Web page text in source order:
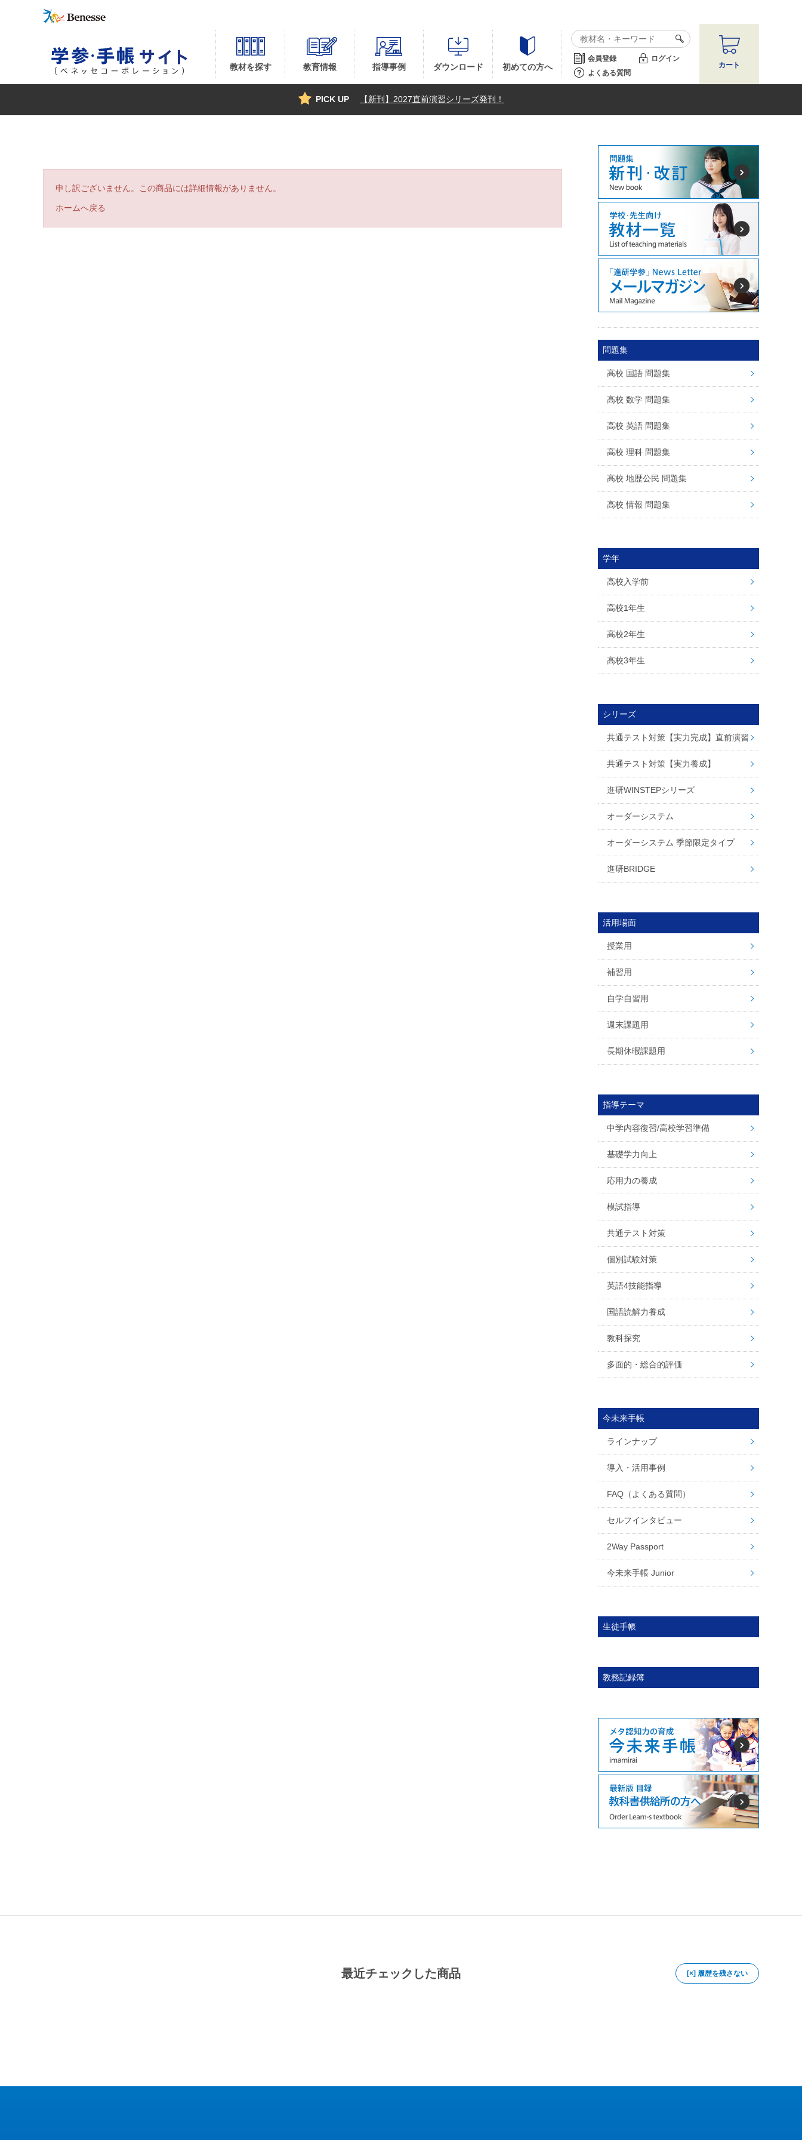
教材を探す 教育情報 指導事例 ダウンロード 初めての方へ
会員登録
ログイン
よくある質問
カート
PICK UP 【新刊】2027直前演習シリーズ発刊！
問題集
高校 国語 問題集
高校 数学 問題集
高校 英語 問題集
高校 理科 問題集
高校 地歴公民 問題集
高校 情報 問題集
学年
高校入学前
高校1年生
高校2年生
高校3年生
シリーズ
共通テスト対策【実力完成】直前演習
共通テスト対策【実力養成】
進研WINSTEPシリーズ
オーダーシステム
オーダーシステム 季節限定タイプ
進研BRIDGE
活用場面
授業用
補習用
自学自習用
週末課題用
長期休暇課題用
指導テーマ
中学内容復習/高校学習準備
基礎学力向上
応用力の養成
模試指導
共通テスト対策
個別試験対策
英語4技能指導
国語読解力養成
教科探究
多面的・総合的評価
今未来手帳
ラインナップ
導入・活用事例
FAQ（よくある質問）
セルフインタビュー
2Way Passport
今未来手帳 Junior
生徒手帳
教務記録簿
申し訳ございません。この商品には詳細情報がありません。
ホームへ戻る
最近チェックした商品 [×] 履歴を残さない